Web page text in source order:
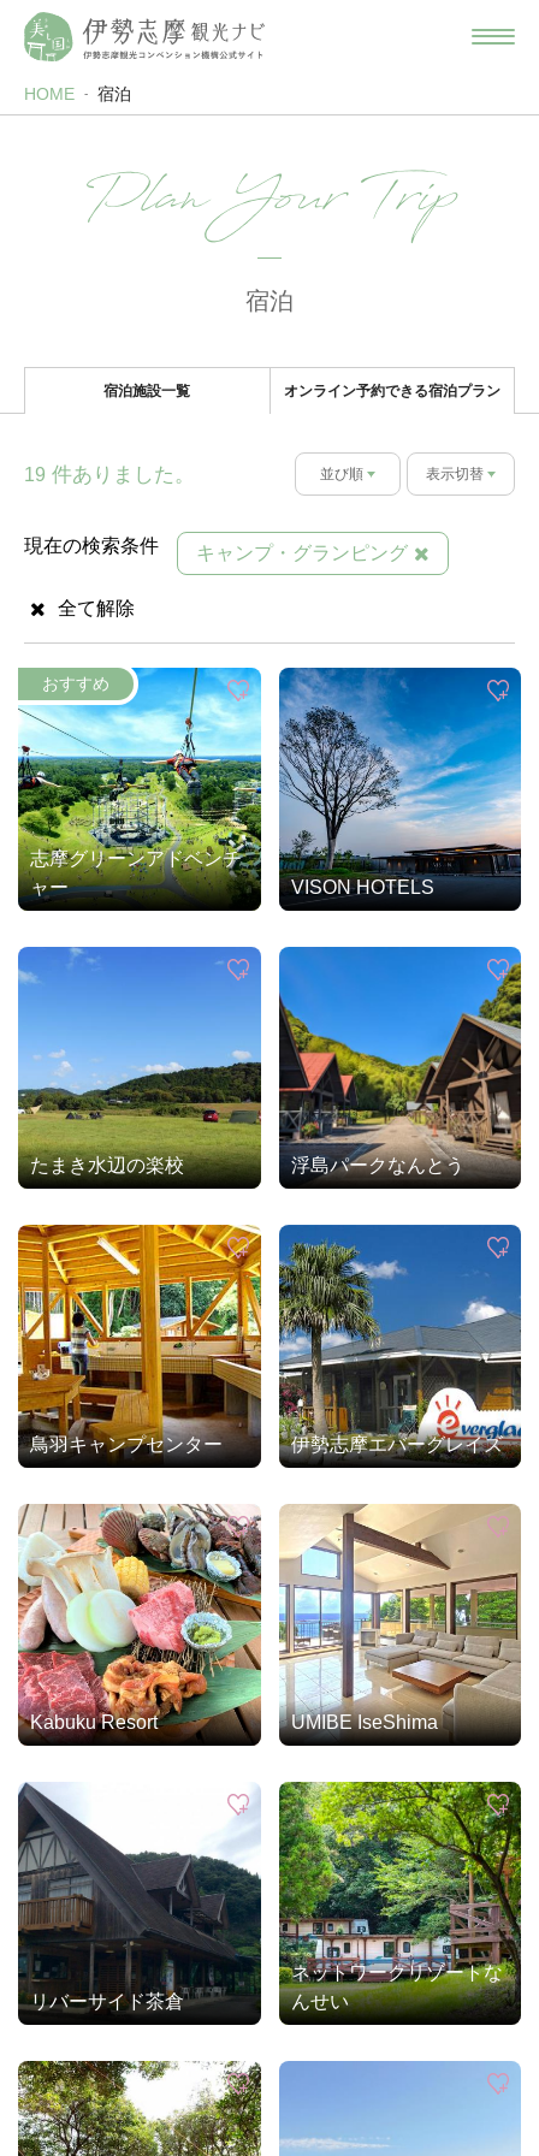
HOME 宿泊
Plan Your Trip
宿泊
宿泊施設一覧 オンライン予約できる宿泊プラン
19 件ありました。 並び順 表示切替
現在の検索条件 キャンプ・グランピング
全て解除
志摩グリーンアドベンチ
ャー
VISON HOTELS
たまき水辺の楽校 浮島パークなんとう
鳥羽キャンプセンター 伊勢志摩エバーグレイズ
Kabuku Resort UMIBE IseShima
リバーサイド茶倉
ネットワークリゾートな
んせい